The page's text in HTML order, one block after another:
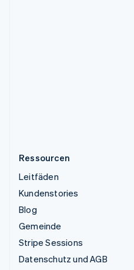
Ressourcen
Leitfäden
Kundenstories
Blog
Gemeinde
Stripe Sessions
Datenschutz und AGB